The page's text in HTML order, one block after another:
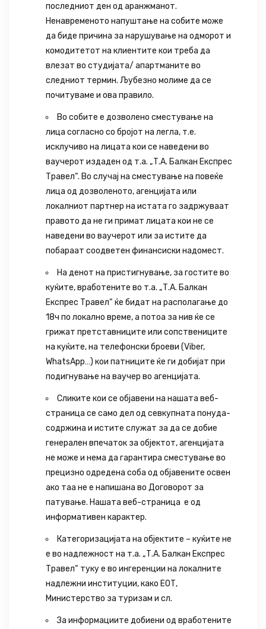
последниот ден од аранжманот.
Ненавременото напуштање на собите може
да биде причина за нарушување на одморот и
комодитетот на клиентите кои треба да
влезат во студијата/ апартманите во
следниот термин. Љубезно молиме да се
почитуваме и ова правило.
Во собите е дозволено сместување на
лица согласно со бројот на легла, т.е.
исклучиво на лицата кои се наведени во
ваучерот издаден од т.а. „Т.А. Балкан Експрес
Травел“. Во случај на сместување на повеќе
лица од дозволеното, агенцијата или
локалниот партнер на истата го задржуваат
правото да не ги примат лицата кои не се
наведени во ваучерот или за истите да
побараат соодветен финансиски надомест.
На денот на пристигнување, за гостите во
куќите, вработените во т.а. „Т.А. Балкан
Експрес Травел“ ќе бидат на располагање до
18ч по локално време, а потоа за нив ќе се
грижат претставниците или сопствениците
на куќите, на телефонски броеви (Viber,
WhatsApp…) кои патниците ќе ги добијат при
подигнување на ваучер во агенцијата.
Сликите кои се објавени на нашата веб-
страница се само дел од севкупната понуда-
содржина и истите служат за да се добие
генерален впечаток за објектот, агенцијата
не може и нема да гарантира сместување во
прецизно одредена соба од објавените освен
ако таа не е напишана во Договорот за
патување. Нашата веб-страница е од
информативен карактер.
Категоризацијата на објектите – куќите не
е во надлежност на т.а. „Т.А. Балкан Експрес
Травел“ туку е во ингеренции на локалните
надлежни институции, како ЕОТ,
Министерство за туризам и сл.
За информациите добиени од вработените